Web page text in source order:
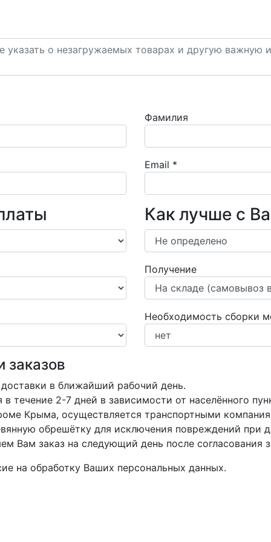
Фамилия
Email *
Как лучше с
Получение
Необходимость сборки
заказов
в ближайший рабочий день.
течение 2-7 дней в зависимости от населённого
Крыма, осуществляется транспортными
обрешётку для исключения повреждений при
Вам заказ на следующий день после согласования
на обработку Ваших персональных данных.